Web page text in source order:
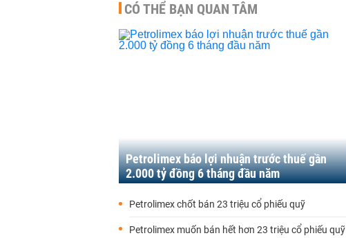
CÓ THỂ BẠN QUAN TÂM
Petrolimex báo lợi nhuận trước thuế gần
2.000 tỷ đồng 6 tháng đầu năm
Petrolimex chốt bán 23 triệu cổ phiếu quỹ
Petrolimex muốn bán hết hơn 23 triệu cổ phiếu quỹ